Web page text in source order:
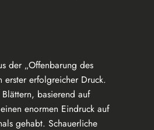
der „Offenbarung des
erster erfolgreicher Druck.
basierend auf
enormen Eindruck auf
gehabt. Schauerliche